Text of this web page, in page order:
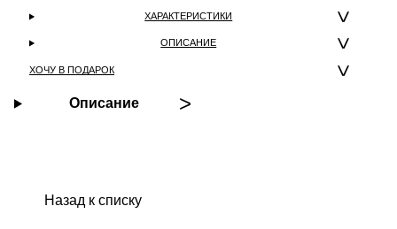
ХАРАКТЕРИСТИКИ
ОПИСАНИЕ
ХОЧУ В ПОДАРОК
Описание
Назад к списку